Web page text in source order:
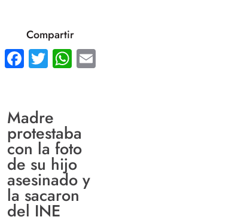
Compartir
Facebook
TwitterWhatsApp
Madre
protestaba
con la foto
de su hijo
asesinado y
la sacaron
del INE